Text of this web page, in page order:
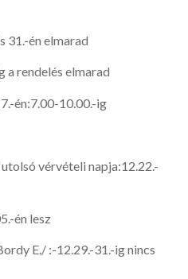
31.-én elmarad
a rendelés elmarad
én:7.00-10.00.-ig
vérvételi napja:12.22.-
én lesz
E./ :-12.29.-31.-ig nincs